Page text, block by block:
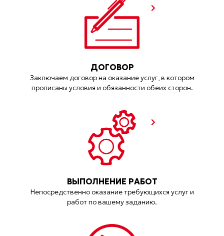
ДОГОВОР
Заключаем договор на оказание услуг, в котором
прописаны условия и обязанности обеих сторон.
ВЫПОЛНЕНИЕ РАБОТ
Непосредственно оказание требующихся услуг и
работ по вашему заданию.